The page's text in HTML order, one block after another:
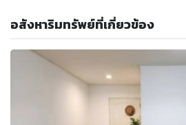
อสังหาริมทรัพย์ที่เกี่ยวข้อง